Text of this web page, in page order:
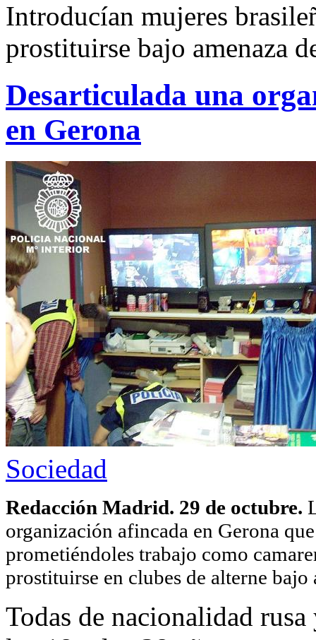
Introducían mujeres
prostituirse bajo amenaza
Desarticulada una
en Gerona
Sociedad
Redacción Madrid. 29 de octubre.
organización afincada en Gerona
prometiéndoles trabajo como
prostituirse en clubes de alterne bajo
Todas de nacionalidad